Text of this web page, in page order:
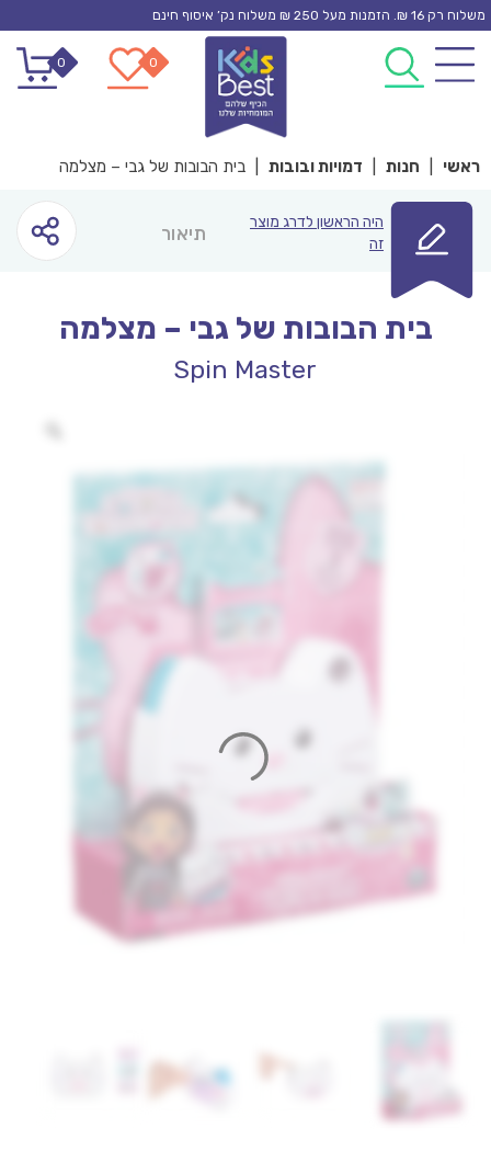
Skip
content
משלוח רק 16 ₪. הזמנות מעל 250 ₪ משלוח נק’ איסוף חינם
0
0
ראשי חנות דמויות ובובות בית הבובות של גבי – מצלמה
היה הראשון לדרג מוצר
זה
תיאור
בית הבובות של גבי – מצלמה
Spin Master